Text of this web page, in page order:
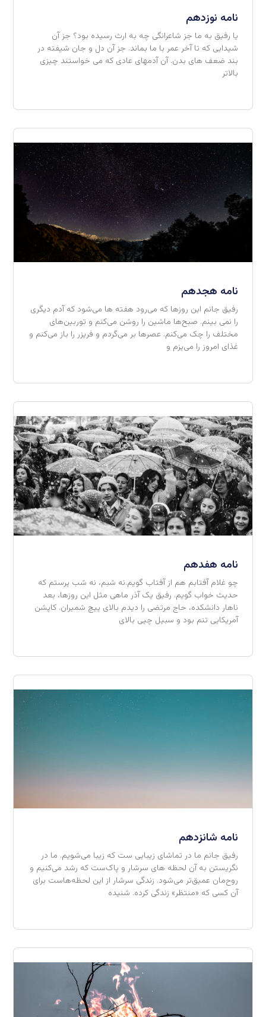
نامه نوزدهم
یا رفیق به ما جز شاعرانگی چه به ارث رسیده بود؟ جز آن
شیدایی که تا آخر عمر با ما بماند. جز آن دل و جان شیفته در
بند ضعف های بدن. آن آدمهای عادی که می خواستند چیزی
بالاتر
نامه هجدهم
رفیق جانم این روزها که می‌رود هفته ها می‌شود که آدم دیگری
را نمی بینم. صبح‌ها ماشین را روشن می‌کنم و توربین‌های
مختلف را چک می‌کنم. عصرها بر می‌گردم و فریزر را باز می‌کنم و
غذای امروز را می‌پزم و
نامه هفدهم
چو غلام آفتابم هم از آفتاب گویم.نه شبم، نه شب پرستم که
حدیث خواب گویم. رفیق یک آذر ماهی مثل این روزها، بعد
ناهار دانشکده، حاج مرتضی را دیدم بالای پیچ شمیران. کاپشن
آمریکایی‌ تنم بود و سبیل چپی‌ بالای
نامه شانزدهم
رفیق جانم ما در تماشای زیبایی ست که زیبا می‌شویم. ما در
نگریستن به آن لحظه های سرشار و پاک‌ست که رشد می‌کنیم و
روح‌مان عمیق‌تر می‌شود. زندگی‌ سرشار از این لحظه‌هاست برای
آن کسی که «منتظر» زندگی کرده. شنیده